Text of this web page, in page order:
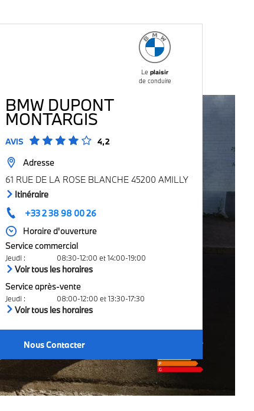
Le plaisir
de conduire
BMW DUPONT
MONTARGIS
AVIS 4,2
Adresse
61 RUE DE LA ROSE BLANCHE 45200 AMILLY
Itinéraire
+33 2 38 98 00 26
Horaire d'ouverture
Service commercial
Jeudi : 08:30-12:00 et 14:00-19:00
Voir tous les horaires
Service après-vente
Jeudi : 08:00-12:00 et 13:30-17:30
Voir tous les horaires
Nous Contacter